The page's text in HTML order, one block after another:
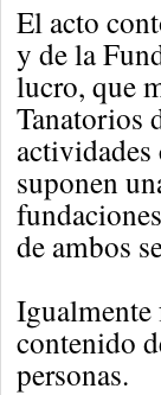
El acto
y de la
lucro, que
Tanatorios
suponen
de ambos
Igualmente
contenido
personas.